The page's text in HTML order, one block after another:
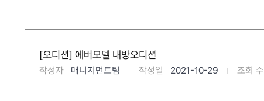
[오디션] 에버모델 내방오디션
작성자 매니지먼트팀 작성일 2021-10-29 조회 수